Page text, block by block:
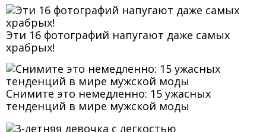
Эти 16 фотографий напугают даже самых
храбрых!
Снимите это немедленно: 15 ужасных
тенденций в мире мужской моды